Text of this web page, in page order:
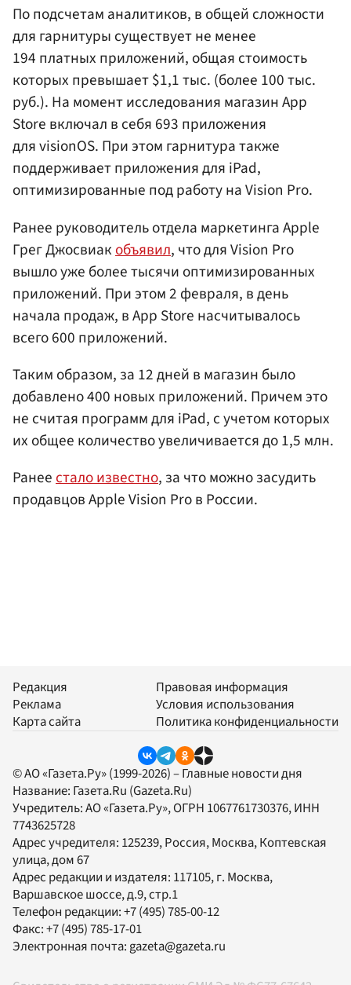
По подсчетам аналитиков, в общей сложности
для гарнитуры существует не менее
194 платных приложений, общая стоимость
которых превышает $1,1 тыс. (более 100 тыс.
руб.). На момент исследования магазин App
Store включал в себя 693 приложения
для visionOS. При этом гарнитура также
поддерживает приложения для iPad,
оптимизированные под работу на Vision Pro.
Ранее руководитель отдела маркетинга Apple
Грег Джосвиак объявил, что для Vision Pro
вышло уже более тысячи оптимизированных
приложений. При этом 2 февраля, в день
начала продаж, в App Store насчитывалось
всего 600 приложений.
Таким образом, за 12 дней в магазин было
добавлено 400 новых приложений. Причем это
не считая программ для iPad, с учетом которых
их общее количество увеличивается до 1,5 млн.
Ранеестало известно, за что можно засудить
продавцов Apple Vision Pro в России.
Редакция
Реклама
Карта сайта
Правовая информация
Условия использования
Политика конфиденциальности
© АО «Газета.Ру» (1999-2026) – Главные новости дня
Название: Газета.Ru (Gazeta.Ru)
Учредитель:АО «Газета.Ру», ОГРН 1067761730376, ИНН
7743625728
Адрес учредителя: 125239, Россия, Москва, Коптевская
улица, дом 67
Адрес редакции и издателя: 117105, г. Москва,
Варшавское шоссе, д.9, стр.1
Телефон редакции:+7 (495) 785-00-12
Факс:+7 (495) 785-17-01
Электронная почта:gazeta@gazeta.ru